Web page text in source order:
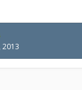
2013